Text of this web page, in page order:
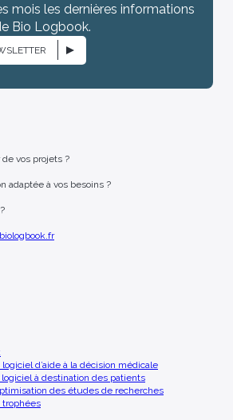
mois les dernières informations
Bio Logbook.
vos projets ?
adaptée à vos besoins ?
d’aide à la décision médicale
à destination des patients
des études de recherches
trophées